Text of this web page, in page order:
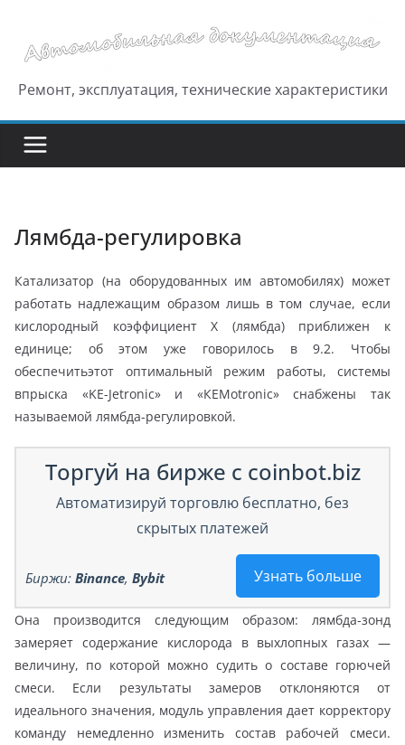
содержимому
Ремонт, эксплуатация, технические характеристики
Лямбда-регулировка
Катализатор (на оборудованных им автомобилях) может
работать надлежащим образом лишь в том случае, если
кислородный коэффициент X (лямбда) приближен к
единице; об этом уже говорилось в 9.2. Чтобы
обеспечитьэтот оптимальный режим работы, системы
впрыска «KE-Jetronic» и «КEMotronic» снабжены так
называемой лямбда-регулировкой.
Торгуй на бирже с coinbot.biz
Автоматизируй торговлю бесплатно, без
скрытых платежей
Узнать больше
Биржи: Binance, Bybit
Она производится следующим образом: лямбда-зонд
замеряет содержание кислорода в выхлопных газах —
величину, по которой можно судить о составе горючей
смеси. Если результаты замеров отклоняются от
идеального значения, модуль управления дает корректору
команду немедленно изменить состав рабочей смеси.